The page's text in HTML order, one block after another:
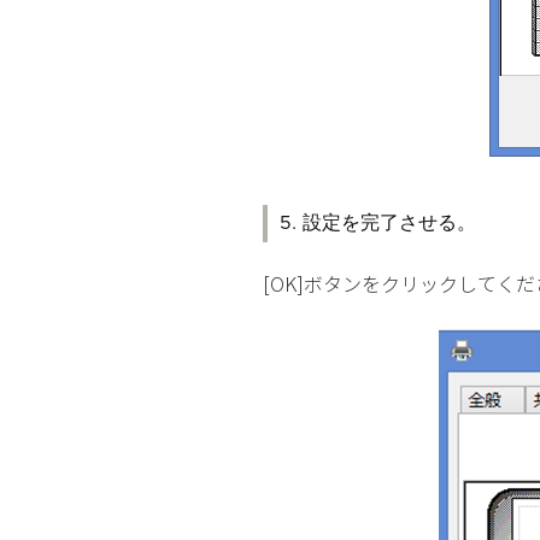
5. 設定を完了させる。
[OK]ボタンをクリックしてく